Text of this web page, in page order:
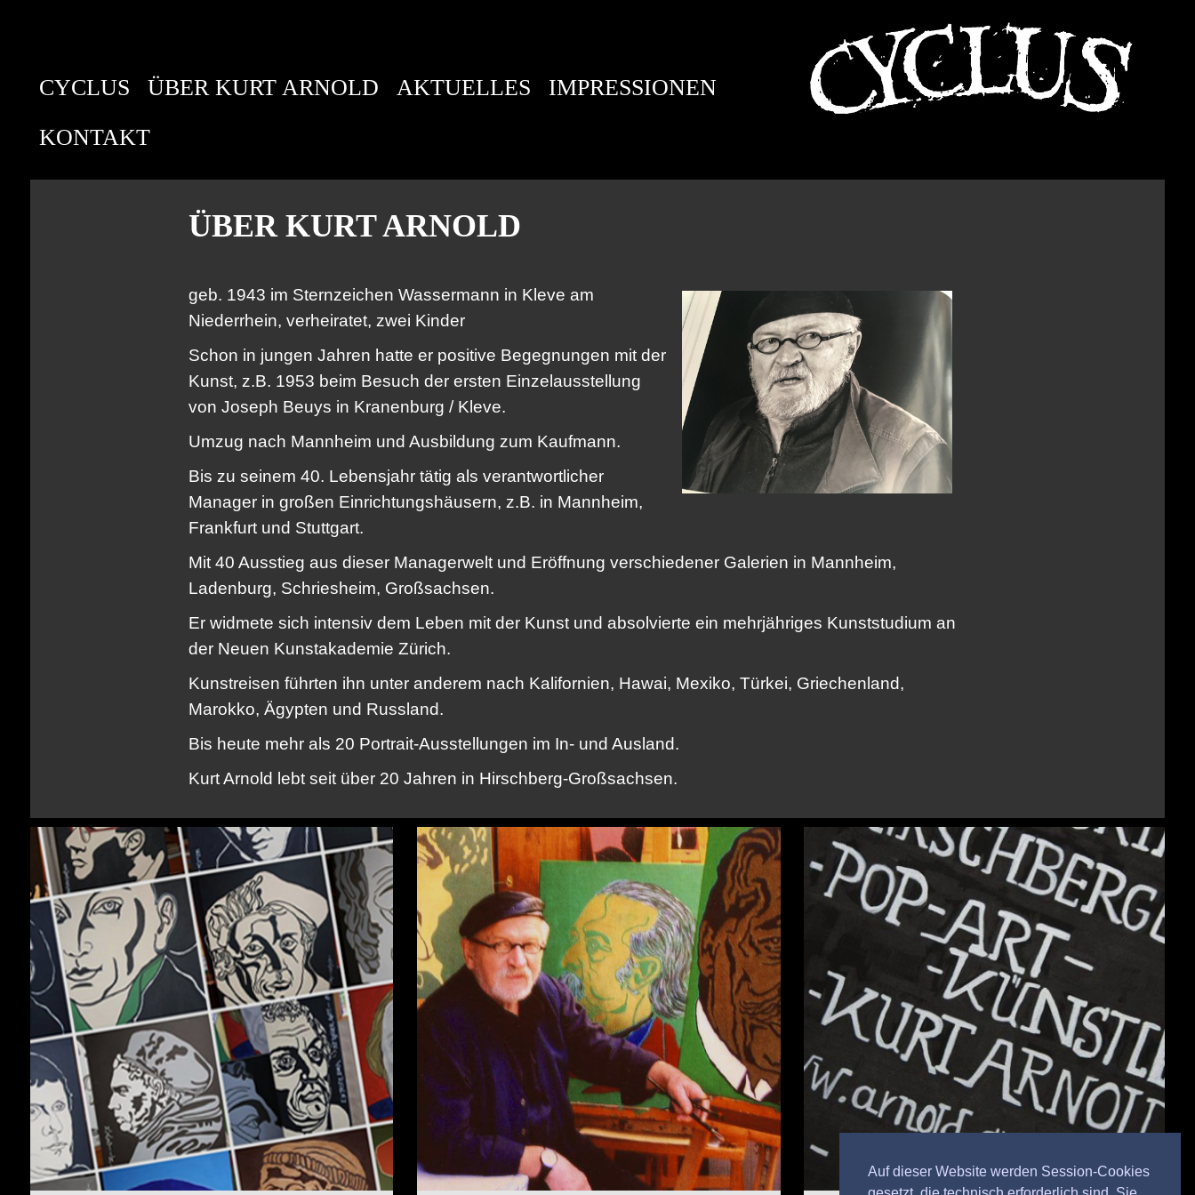
Auf dieser Website werden Session-Cookies
CYCLUS ÜBER KURT ARNOLD AKTUELLES
IMPRESSIONEN
KONTAKT
ÜBER KURT ARNOLD
geb. 1943 im Sternzeichen Wassermann in Kleve am
Niederrhein, verheiratet, zwei Kinder
Schon in jungen Jahren hatte er positive Begegnungen mit der
Kunst, z.B. 1953 beim Besuch der ersten Einzelausstellung
von Joseph Beuys in Kranenburg / Kleve.
Umzug nach Mannheim und Ausbildung zum Kaufmann.
Bis zu seinem 40. Lebensjahr tätig als verantwortlicher
Manager in großen Einrichtungshäusern, z.B. in Mannheim,
Frankfurt und Stuttgart.
Mit 40 Ausstieg aus dieser Managerwelt und Eröffnung verschiedener Galerien in Mannheim,
Ladenburg, Schriesheim, Großsachsen.
Er widmete sich intensiv dem Leben mit der Kunst und absolvierte ein mehrjähriges Kunststudium an
der Neuen Kunstakademie Zürich.
Kunstreisen führten ihn unter anderem nach Kalifornien, Hawai, Mexiko, Türkei, Griechenland,
Marokko, Ägypten und Russland.
Bis heute mehr als 20 Portrait-Ausstellungen im In- und Ausland.
Kurt Arnold lebt seit über 20 Jahren in Hirschberg-Großsachsen.